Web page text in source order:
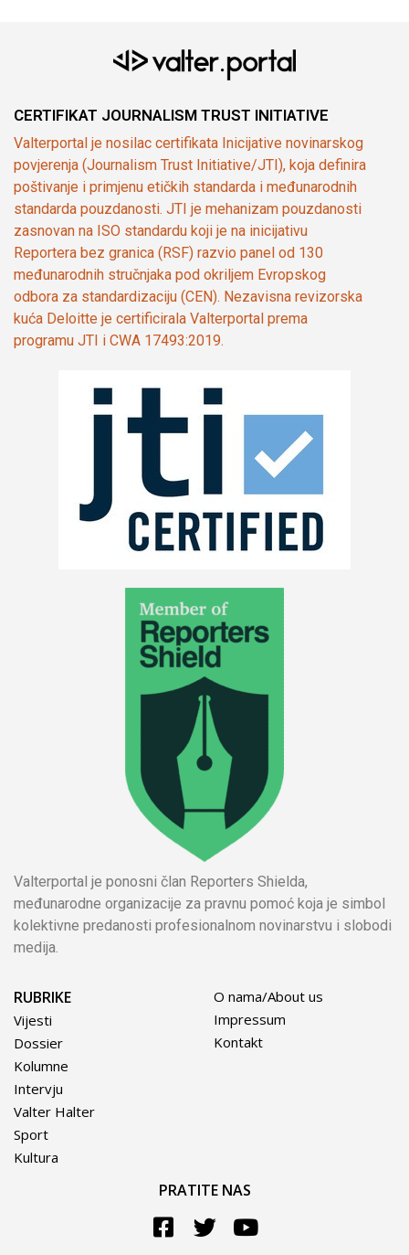
CERTIFIKAT JOURNALISM TRUST INITIATIVE
Valterportal je nosilac certifikata Inicijative novinarskog
povjerenja (Journalism Trust Initiative/JTI), koja definira
poštivanje i primjenu etičkih standarda i međunarodnih
standarda pouzdanosti. JTI je mehanizam pouzdanosti
zasnovan na ISO standardu koji je na inicijativu
Reportera bez granica (RSF) razvio panel od 130
međunarodnih stručnjaka pod okriljem Evropskog
odbora za standardizaciju (CEN). Nezavisna revizorska
kuća Deloitte je certificirala Valterportal prema
programu JTI i CWA 17493:2019.
Valterportal je ponosni član Reporters Shielda,
međunarodne organizacije za pravnu pomoć koja je simbol
kolektivne predanosti profesionalnom novinarstvu i slobodi
medija.
RUBRIKE
Vijesti
Dossier
Kolumne
Intervju
Valter Halter
Sport
Kultura
O nama/About us
Impressum
Kontakt
PRATITE NAS